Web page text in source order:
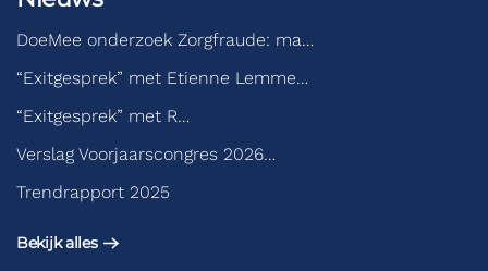
DoeMee onderzoek Zorgfraude: ma…
“Exitgesprek” met Etienne Lemme…
“Exitgesprek” met R…
Verslag Voorjaarscongres 2026…
Trendrapport 2025
Bekijk alles